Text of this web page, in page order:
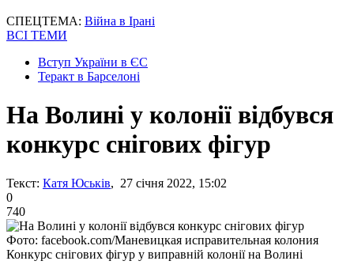
СПЕЦТЕМА: Війна в Ірані
ВСІ ТЕМИ
Вступ України в ЄС
Теракт в Барселоні
На Волині у колонії відбувся
конкурс снігових фігур
Текст: Катя Юськів, 27 січня 2022, 15:02
0
740
Фото: facebook.com/Маневицкая исправительная колония
Конкурс снігових фігур у виправній колонії на Волині